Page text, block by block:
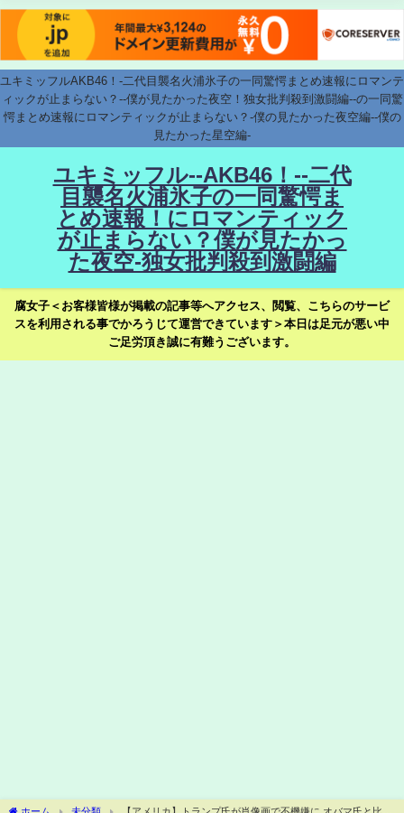
ユキミッフルAKB46！-二代目襲名火浦氷子の一同驚愕まとめ速報にロマンテ
ィックが止まらない？--僕が見たかった夜空！独女批判殺到激闘編--の一同驚
愕まとめ速報にロマンティックが止まらない？-僕の見たかった夜空編--僕の
見たかった星空編-
ユキミッフル--AKB46！--二代
目襲名火浦氷子の一同驚愕ま
とめ速報！にロマンティック
が止まらない？僕が見たかっ
た夜空-独女批判殺到激闘編
腐女子＜お客様皆様が掲載の記事等へアクセス、閲覧、こちらのサービ
スを利用される事でかろうじて運営できています＞本日は足元が悪い中
ご足労頂き誠に有難うございます。